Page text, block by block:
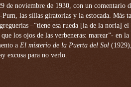
de noviembre de 1930, con un comentario
Pum, las sillas giratorias y la estocada. Más
–“tiene esa rueda [la de la noria]
los ojos de las verbeneras: marear”- en
a El misterio de la Puerta del Sol
excusa para no verlo.